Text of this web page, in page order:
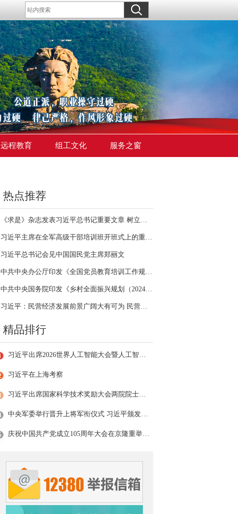
远程教育 组工文化 服务之窗
热点推荐
《求是》杂志发表习近平总书记重要文章 树立和践行正确政绩观
习近平主席在全军高级干部培训班开班式上的重要讲话引领全军开展思想整风、深化政治整训
习近平总书记会见中国国民党主席郑丽文
中共中央办公厅印发《全国党员教育培训工作规划（2024－2028年）》
中共中央国务院印发《乡村全面振兴规划（2024—2027年）》
习近平：民营经济发展前景广阔大有可为 民营企业和民营企业家大显身手正当其时
精品排行
习近平出席2026世界人工智能大会暨人工智能全球治理高级别会议开幕式并发表主旨讲话
习近平在上海考察
习近平出席国家科学技术奖励大会两院院士大会中国科协第十一次全国代表大会并发表重要讲话
中央军委举行晋升上将军衔仪式 习近平颁发命令状并向晋衔的军官表示祝贺
庆祝中国共产党成立105周年大会在京隆重举行 习近平发表重要讲话